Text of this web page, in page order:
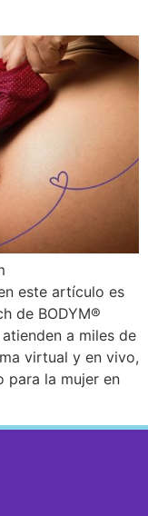
este artículo es
de BODYM®
a miles de
virtual y en vivo,
para la mujer en